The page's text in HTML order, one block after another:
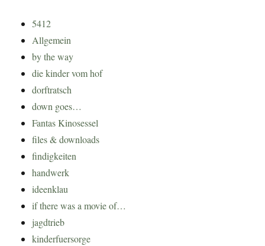
5412
Allgemein
by the way
die kinder vom hof
dorftratsch
down goes…
Fantas Kinosessel
files & downloads
findigkeiten
handwerk
ideenklau
if there was a movie of…
jagdtrieb
kinderfuersorge